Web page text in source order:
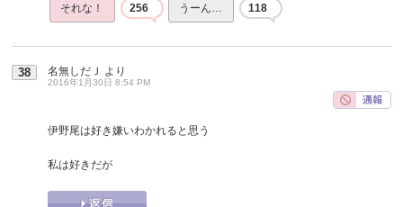
それな！ 256 うーん… 118
38 名無しだＪ より
2016年1月30日 8:54 PM
伊野尾は好き嫌いわかれると思う
私は好きだが